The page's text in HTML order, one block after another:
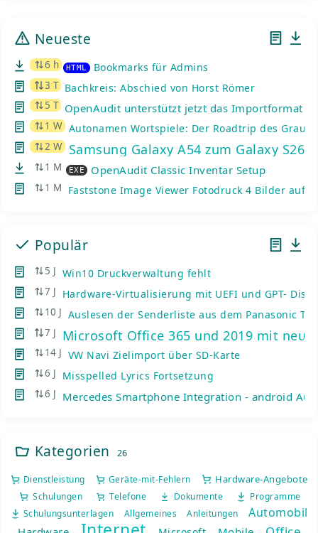
Neueste
6 h HTML Bookmarks für Admins
3 T Bachkreis: Abschied von Horst Römer
5 T OpenAudit unterstützt jetzt das Importformat
1 W Autonamen Wortspiele: Der Roadtrip des
2 W Samsung Galaxy A54 zum Galaxy
1 M EXE OpenAudit Classic Inventar Setup
1 M Faststone Image Viewer Fotodruck 4 Bilder auf
Populär
5 J Win10 Druckverwaltung fehlt
7 J Hardware-Virtualisierung mit UEFI und GPT- Disks
10 J Auslesen der Senderliste aus dem Panasonic TV
7 J Microsoft Office 365 und 2019 mit
14 J VW Navi Zielimport über SD-Karte
6 J Misspelled Lyrics Fortsetzung
6 J Mercedes Smartphone Integration - android
Kategorien 26
Dienstleistung Geräte-mit-Fehlern Hardware-Angebote
Schulungen Telefone Dokumente
Programme
Schulungsunterlagen
Allgemeines Anleitungen Automobil